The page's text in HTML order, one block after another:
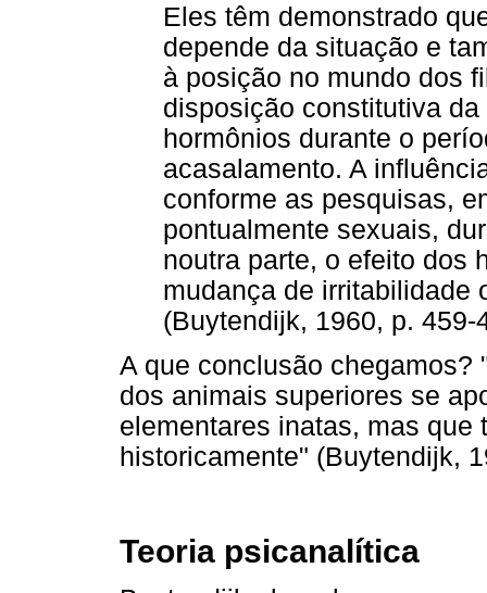
Eles têm demonstrado
depende da situação e
à posição no mundo dos
disposição constitutiva
hormônios durante o
acasalamento. A
conforme as pesquisas,
pontualmente sexuais,
noutra parte, o efeito dos
mudança de irritabilidade
(Buytendijk, 1960, p. 459-
A que conclusão chegamos?
dos animais superiores se
elementares inatas, mas
historicamente" (Buytendijk,
Teoria psicanalítica